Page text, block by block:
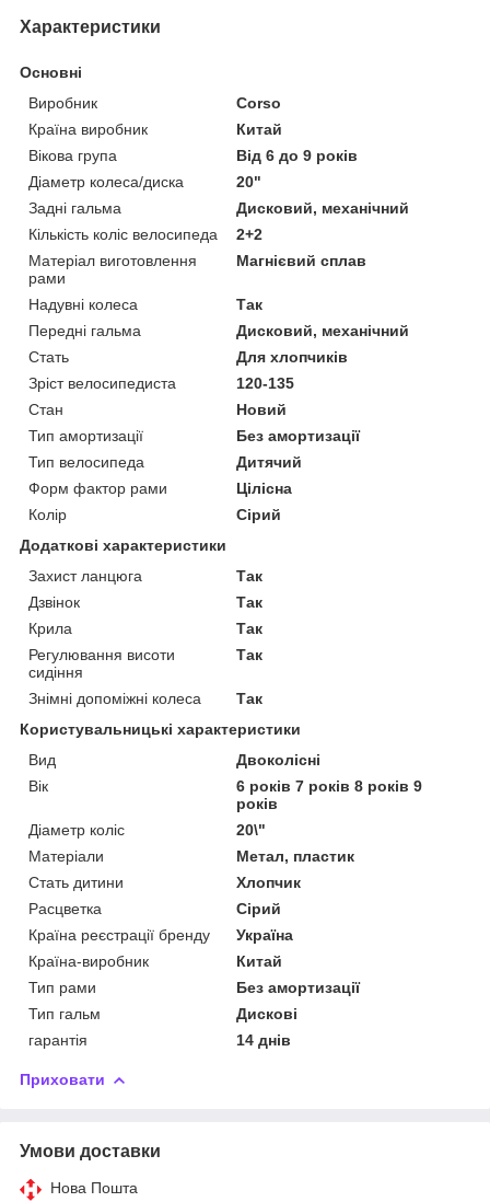
Характеристики
Основні
Виробник
Corso
Країна виробник
Китай
Вікова група
Від 6 до 9 років
Діаметр колеса/диска
20"
Задні гальма
Дисковий, механічний
Кількість коліс велосипеда
2+2
Матеріал виготовлення
рами
Магнієвий сплав
Надувні колеса
Так
Передні гальма
Дисковий, механічний
Стать
Для хлопчиків
Зріст велосипедиста
120-135
Стан
Новий
Тип амортизації
Без амортизації
Тип велосипеда
Дитячий
Форм фактор рами
Цілісна
Колір
Сірий
Додаткові характеристики
Захист ланцюга
Так
Дзвінок
Так
Крила
Так
Регулювання висоти
сидіння
Так
Знімні допоміжні колеса
Так
Користувальницькі характеристики
Вид
Двоколісні
Вік
6 років 7 років 8 років 9
років
Діаметр коліс
20\"
Матеріали
Метал, пластик
Стать дитини
Хлопчик
Расцветка
Сірий
Країна реєстрації бренду
Україна
Країна-виробник
Китай
Тип рами
Без амортизації
Тип гальм
Дискові
гарантія
14 днів
Приховати
Умови доставки
Нова Пошта